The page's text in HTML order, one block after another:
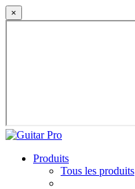
×
Produits
Tous les produits